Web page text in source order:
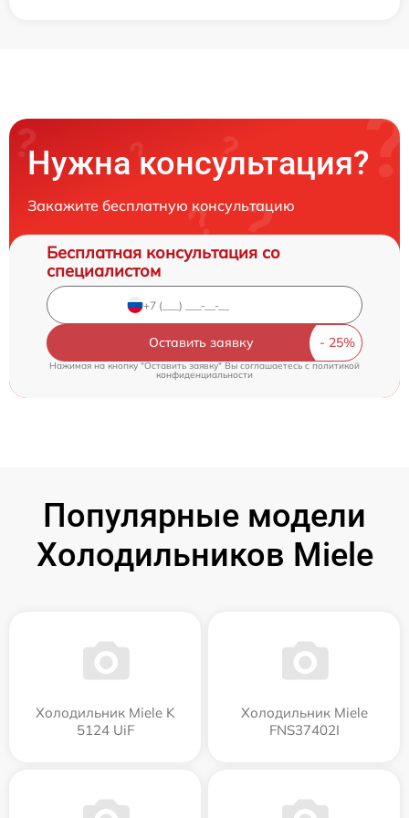
Нужна консультация?
Закажите бесплатную консультацию
Бесплатная консультация со
специалистом
Оставить заявку
Нажимая на кнопку "Оставить заявку" Вы соглашаетесь cполитикой
конфиденциальности
Популярные модели
Холодильников Miele
Холодильник Miele K
5124 UiF
Холодильник Miele
FNS37402I